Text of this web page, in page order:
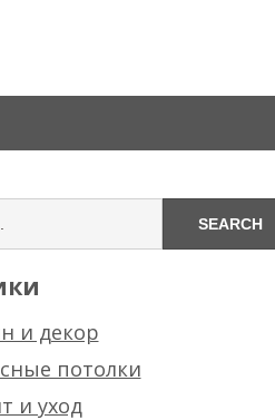
и декор
потолки
и уход